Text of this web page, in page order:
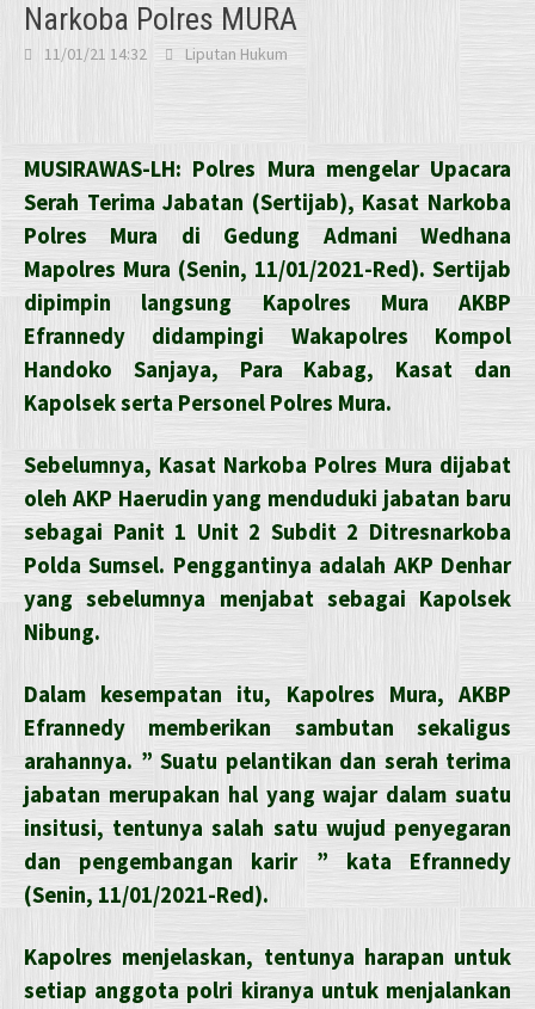
Narkoba Polres MURA
11/01/21 14:32 Liputan Hukum
MUSIRAWAS-LH: Polres Mura mengelar Upacara
Serah Terima Jabatan (Sertijab), Kasat Narkoba
Polres Mura di Gedung Admani Wedhana
Mapolres Mura (Senin, 11/01/2021-Red). Sertijab
dipimpin langsung Kapolres Mura AKBP
Efrannedy didampingi Wakapolres Kompol
Handoko Sanjaya, Para Kabag, Kasat dan
Kapolsek serta Personel Polres Mura.
Sebelumnya, Kasat Narkoba Polres Mura dijabat
oleh AKP Haerudin yang menduduki jabatan baru
sebagai Panit 1 Unit 2 Subdit 2 Ditresnarkoba
Polda Sumsel. Penggantinya adalah AKP Denhar
yang sebelumnya menjabat sebagai Kapolsek
Nibung.
Dalam kesempatan itu, Kapolres Mura, AKBP
Efrannedy memberikan sambutan sekaligus
arahannya. ” Suatu pelantikan dan serah terima
jabatan merupakan hal yang wajar dalam suatu
insitusi, tentunya salah satu wujud penyegaran
dan pengembangan karir ” kata Efrannedy
(Senin, 11/01/2021-Red).
Kapolres menjelaskan, tentunya harapan untuk
setiap anggota polri kiranya untuk menjalankan